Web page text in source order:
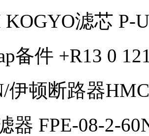
KOGYO滤芯 P-
备件 +R13 0
伊顿断路器
器 FPE-08-2-